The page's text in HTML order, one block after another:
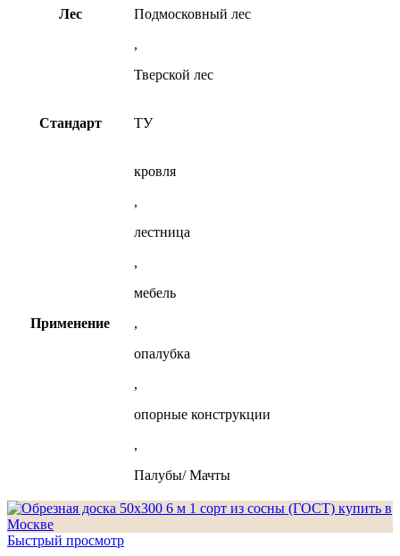
Лес
Подмосковный лес
,
Тверской лес
Стандарт ТУ
Применение
кровля
,
лестница
,
мебель
,
опалубка
,
опорные конструкции
,
Палубы/ Мачты
Быстрый просмотр